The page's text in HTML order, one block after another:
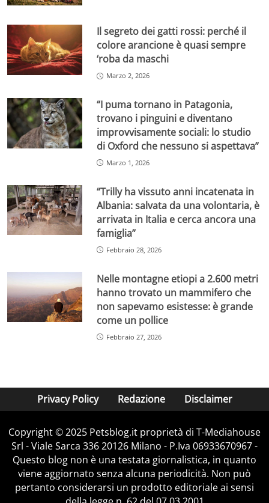
Il segreto dei gatti rossi: perché il
colore arancione è quasi sempre
‘roba da maschi
Marzo 2, 2026
“I puma tornano in Patagonia,
trovano i pinguini e diventano
improvvisamente sociali: lo studio
di Oxford che nessuno si aspettava”
Marzo 1, 2026
“Trilly ha vissuto anni incatenata in
Albania: salvata da una volontaria, è
arrivata in Italia e cerca ancora una
famiglia”
Febbraio 28, 2026
Nelle montagne etiopi a 2.600 metri
hanno trovato un mammifero che
non sapevamo esistesse: è grande
come un pollice
Febbraio 27, 2026
Privacy Policy Redazione Disclaimer
Copyright © 2025 Petsblog.it proprietà di T-Mediahouse
Srl - Viale Sarca 336 20126 Milano - P.Iva 06933670967 -
Questo blog non è una testata giornalistica, in quanto
viene aggiornato senza alcuna periodicità. Non può
pertanto considerarsi un prodotto editoriale ai sensi